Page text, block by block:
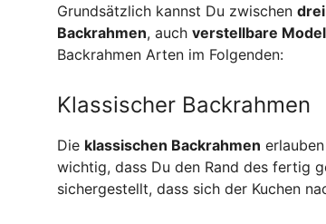
Grundsätzlich kannst Du zwischen
Backrahmen, auch verstellbare
Backrahmen Arten im Folgenden:
Klassischer Backrahmen
Die klassischen Backrahmen erlauben
wichtig, dass Du den Rand des fertig
sichergestellt, dass sich der Kuchen